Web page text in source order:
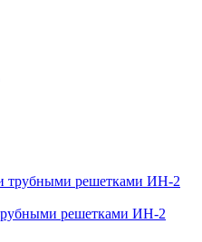
решетками ИН-2